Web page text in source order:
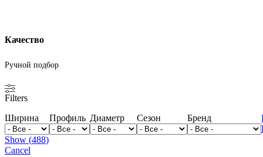
Качество
Ручной подбор
Filters
Ширина
Профиль Диаметр Сезон Бренд
Show (488)
Cancel